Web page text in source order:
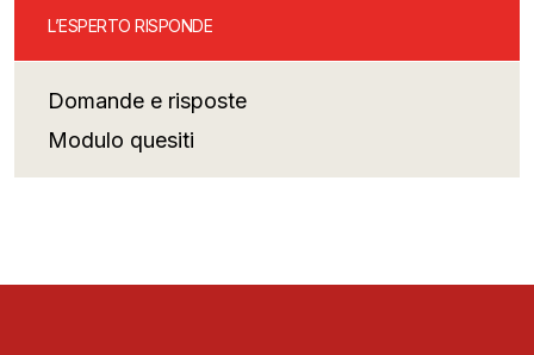
L’ESPERTO RISPONDE
Domande e risposte
Modulo quesiti